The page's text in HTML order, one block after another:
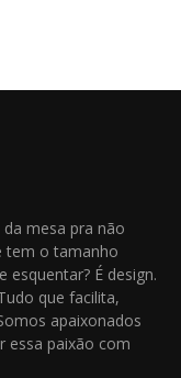
mesa pra não
tem o tamanho
É design.
que facilita,
apaixonados
essa paixão com